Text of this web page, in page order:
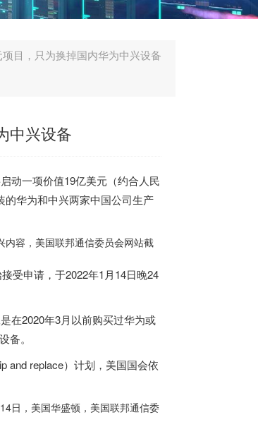
目，只为换掉国内华为中兴设备
中兴设备
动一项价值19亿美元（约合人民
华为和中兴两家中国公司生产
容， 美国联邦通信委员会网站截
受申请，于2022年1月14日晚24
在2020年3月以前购买过华为或
备。
replace）计划， 美国国会依
日， 美国华盛顿， 美国联邦通信委